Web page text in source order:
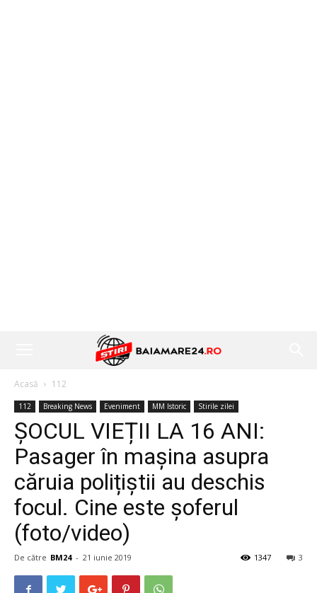
Acasă 112
112 Breaking News Eveniment MM Istoric Stirile zilei
ȘOCUL VIEȚII LA 16 ANI:
Pasager în mașina asupra
căruia polițiștii au deschis
focul. Cine este șoferul
(foto/video)
De către BM24 - 21 iunie 2019 3
1347